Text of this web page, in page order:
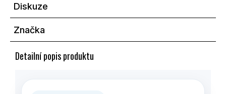
Diskuze
Značka
Detailní popis produktu